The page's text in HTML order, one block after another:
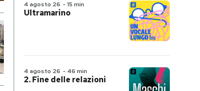
4 agosto 26 - 15 min
Ultramarino
4 agosto 26 - 46 min
2. Fine delle relazioni